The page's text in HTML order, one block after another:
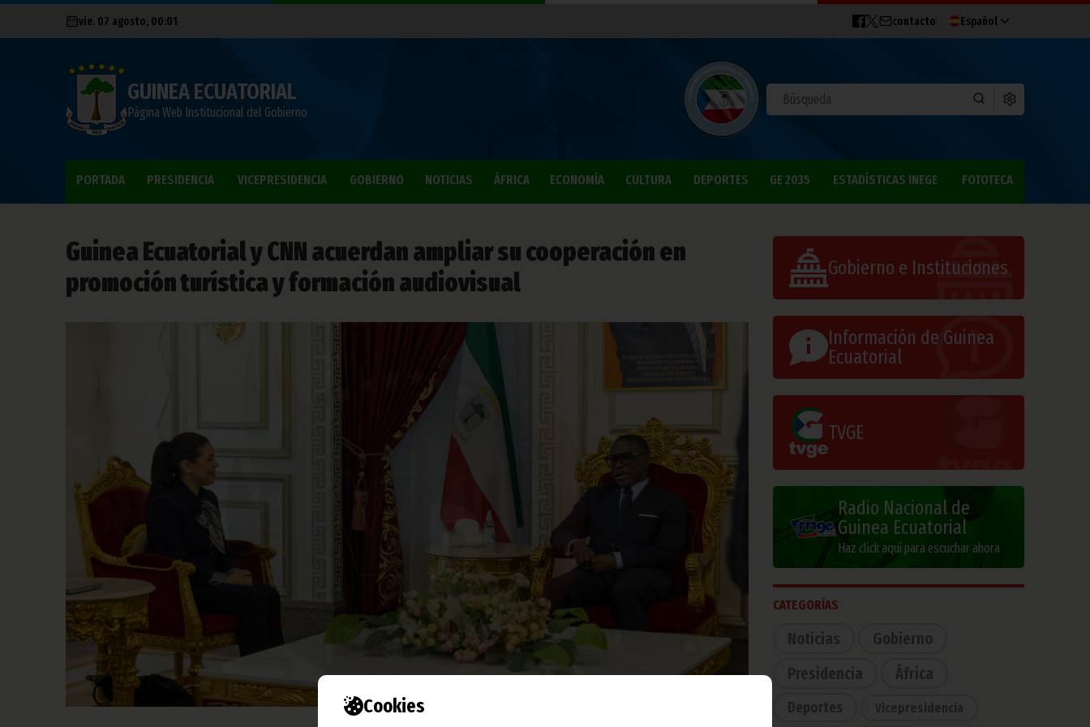
Cookies
vie. 07 agosto, 00:01 contacto Español
GUINEA ECUATORIAL
Página Web Institucional del Gobierno
PORTADA PRESIDENCIA VICEPRESIDENCIA GOBIERNO NOTICIAS ÁFRICA ECONOMÍA CULTURA DEPORTES GE 2035 ESTADÍSTICAS INEGE FOTOTECA
Guinea Ecuatorial y CNN acuerdan ampliar su cooperación en
promoción turística y formación audiovisual
Gobierno e Instituciones
Información de Guinea
Ecuatorial
TVGE
Radio Nacional de
Guinea Ecuatorial
Haz click aquí para escuchar ahora
CATEGORÍAS
Noticias
Gobierno
Presidencia
África
Deportes Vicepresidencia